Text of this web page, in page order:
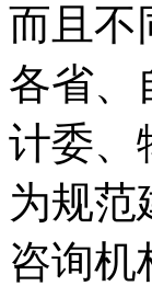
而且不
各省、
计委、
为规范
咨询机